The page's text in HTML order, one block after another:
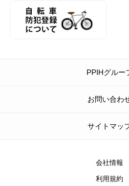
PPIHグルー
お問い合わ
サイトマッ
会社情報
利用規約